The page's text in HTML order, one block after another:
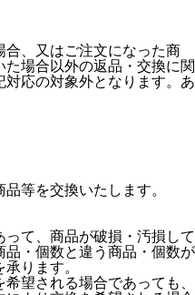
、又はご注文になった商
場合以外の返品・交換に関
対応の対象外となります。あ
等を交換いたします。
って、商品が破損・汚損して
・個数と違う商品・個数が
ります。
望される場合であっても、